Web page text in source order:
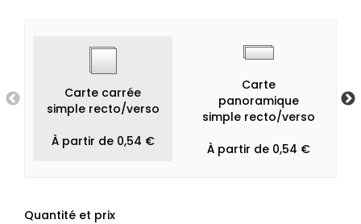
Carte carrée
simple recto/verso
À partir de 0,54 €
Carte
panoramique
simple recto/verso
À partir de 0,54 €
Quantité et prix